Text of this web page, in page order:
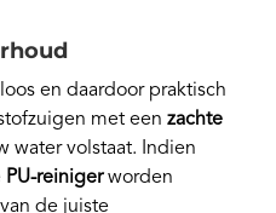
en daardoor praktisch
met eenzachte
water volstaat. Indien
PU-reinigerworden
de juiste